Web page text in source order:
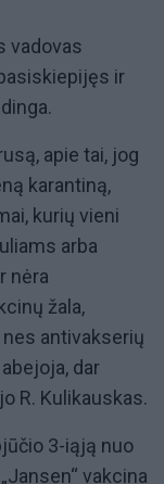
vadovas
ir
apie tai, jog
karantiną,
kurių vieni
arba
nėra
žala,
antivakserių
dar
R. Kulikauskas.
3-iąją nuo
vakcina